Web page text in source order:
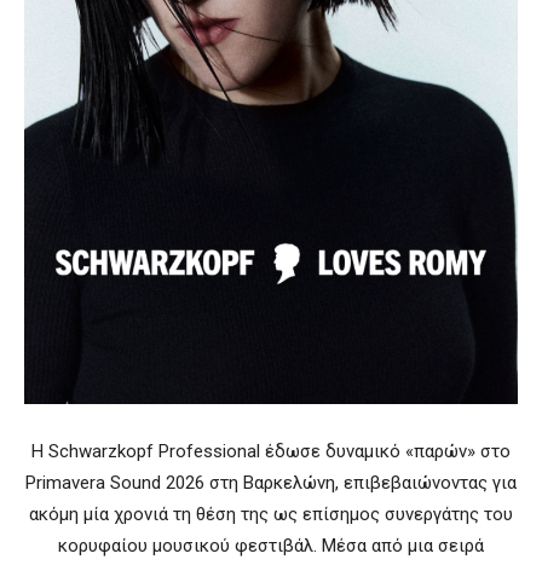
Η Schwarzkopf Professional έδωσε δυναμικό «παρών» στο
Primavera Sound 2026 στη Βαρκελώνη, επιβεβαιώνοντας για
ακόμη μία χρονιά τη θέση της ως επίσημος συνεργάτης του
κορυφαίου μουσικού φεστιβάλ. Μέσα από μια σειρά